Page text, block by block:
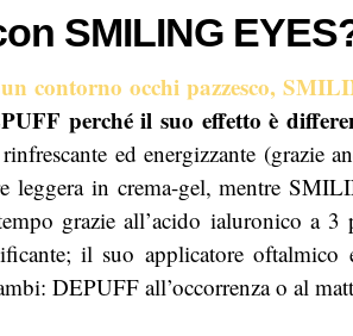
SMILING
un contorno occhi pazzesco,
perché il suo effetto è
ed energizzante (grazie
leggera in crema-gel, mentre
grazie all’acido ialuronico a 3
il suo applicatore oftalmico
DEPUFF all’occorrenza o al